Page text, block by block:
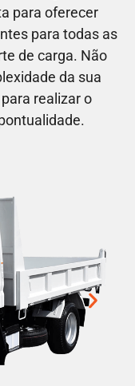
para oferecer
para todas as
de carga. Não
da sua
realizar o